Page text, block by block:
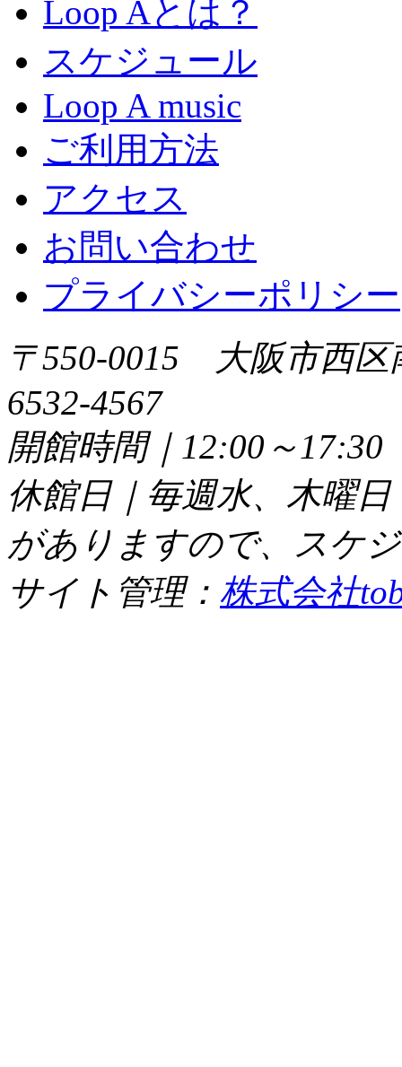
Loop Aとは？
スケジュール
Loop A music
ご利用方法
アクセス
お問い合わせ
プライバシーポリシー
〒550-0015 大阪市西
6532-4567
開館時間｜12:00～
休館日｜毎週水、木曜
がありますので、スケ
サイト管理： 株式会社